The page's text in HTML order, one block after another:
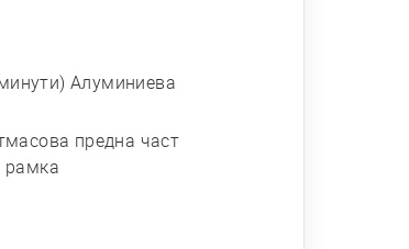
Алуминиева
предна част
рамка